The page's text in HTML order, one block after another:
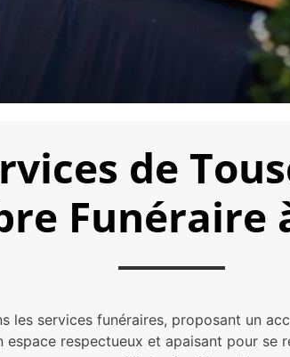
de
Funéraire
les services funéraires, proposant un
respectueux et apaisant pour